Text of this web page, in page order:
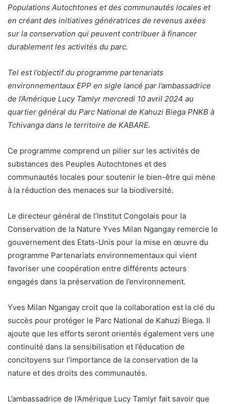
Populations Autochtones et des communautés locales et
en créant des initiatives génératrices de revenus axées
sur la conservation qui peuvent contribuer à financer
durablement les activités du parc.
Tel est l’objectif du programme partenariats
environnementaux EPP en sigle lancé par l’ambassadrice
de l’Amérique Lucy Tamlyr mercredi 10 avril 2024 au
quartier général du Parc National de Kahuzi Biega PNKB à
Tchivanga dans le territoire de KABARE.
Ce programme comprend un pilier sur les activités de
substances des Peuples Autochtones et des
communautés locales pour soutenir le bien-être qui mène
à la réduction des menaces sur la biodiversité.
Le directeur général de l’Institut Congolais pour la
Conservation de la Nature Yves Milan Ngangay remercie le
gouvernement des Etats-Unis pour la mise en œuvre du
programme Partenariats environnementaux qui vient
favoriser une coopération entre différents acteurs
engagés dans la préservation de l’environnement.
Yves Milan Ngangay croit que la collaboration est la clé du
succès pour protéger le Parc National de Kahuzi Biega. Il
ajoute que les efforts seront orientés également vers une
continuité dans la sensibilisation et l’éducation de
concitoyens sur l’importance de la conservation de la
nature et des droits des communautés.
L’ambassadrice de l’Amérique Lucy Tamlyr fait savoir que